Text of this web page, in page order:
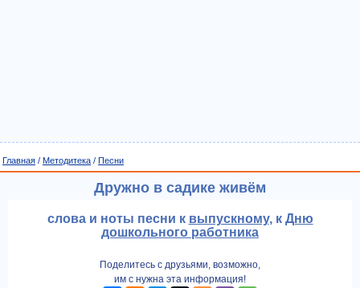
Главная / Методитека / Песни
Дружно в садике живём
слова и ноты песни к выпускному, к Дню
дошкольного работника
Поделитесь с друзьями, возможно,
им с нужна эта информация!